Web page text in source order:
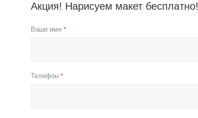
Акция! Нарисуем макет бесплатно!
Ваше имя *
Телефон *